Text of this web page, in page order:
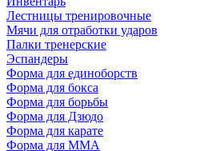
Лестницы тренировочные
Мячи для отработки ударов
Палки тренерские
Эспандеры
Форма для единоборств
Форма для бокса
Форма для борьбы
Форма для Дзюдо
Форма для карате
Форма для MMA